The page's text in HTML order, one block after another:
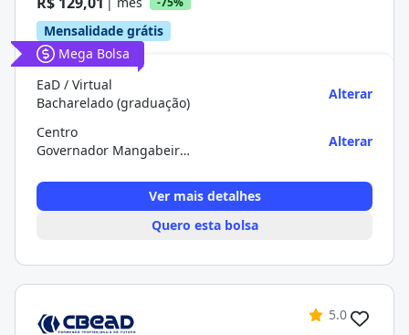
Mensalidade grátis
Mega Bolsa
EaD / Virtual
Bacharelado (graduação)
Alterar
Centro
Governador Mangabeira/BA
Alterar
Ver mais detalhes
Quero esta bolsa
5.0